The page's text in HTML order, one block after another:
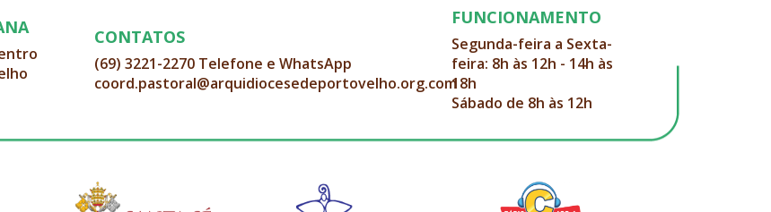
CONTATOS
(69) 3221-2270 Telefone e WhatsApp
coord.pastoral@arquidiocesedeportovelho.org.com
FUNCIONAMENTO
Segunda-feira a Sexta-
feira: 8h às 12h - 14h às
18h
Sábado de 8h às 12h